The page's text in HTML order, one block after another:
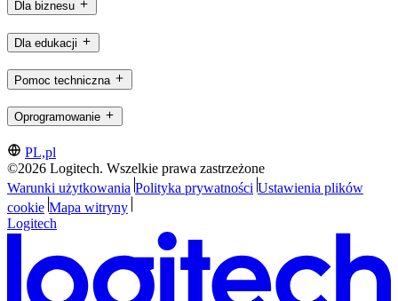
Dla biznesu
Dla edukacji
Pomoc techniczna
Oprogramowanie
PL,pl
©2026 Logitech. Wszelkie prawa zastrzeżone
Warunki użytkowania Polityka prywatności Ustawienia plików
cookie Mapa witryny
Logitech